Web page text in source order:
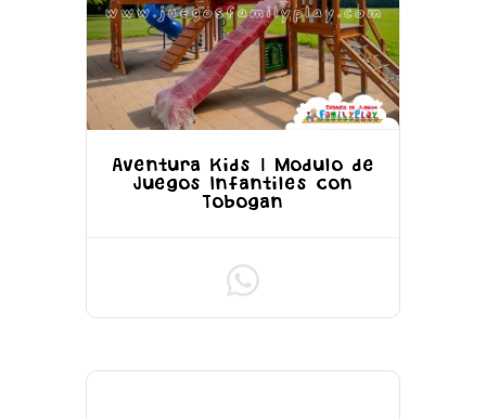
Aventura Kids | Modulo de
Juegos Infantiles con
Tobogan